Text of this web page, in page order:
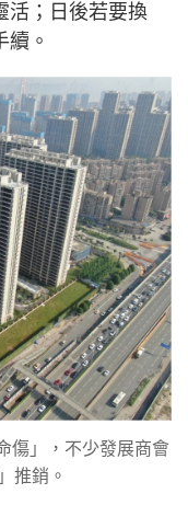
活；日後若要換
。
傷」，不少發展商會
推銷。